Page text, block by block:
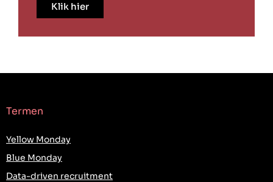
Klik hier
Termen
Yellow Monday
Blue Monday
Data-driven recruitment